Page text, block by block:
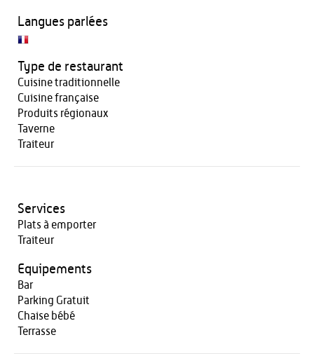
Langues parlées
Type de restaurant
Cuisine traditionnelle
Cuisine française
Produits régionaux
Taverne
Traiteur
Services
Plats à emporter
Traiteur
Equipements
Bar
Parking Gratuit
Chaise bébé
Terrasse